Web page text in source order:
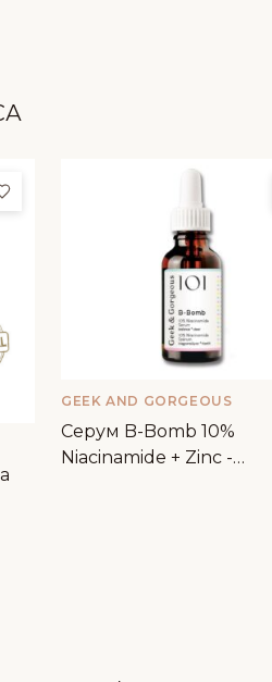
Добави в любими
GEEK AND GORGEOUS
Серум B-Bomb 10%
Niacinamide + Zinc -